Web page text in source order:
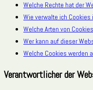
Welche Rechte hat der
Wie verwalte ich Cookies
Welche Arten von
Wer kann auf dieser
Welche Cookies werden
Verantwortlicher der